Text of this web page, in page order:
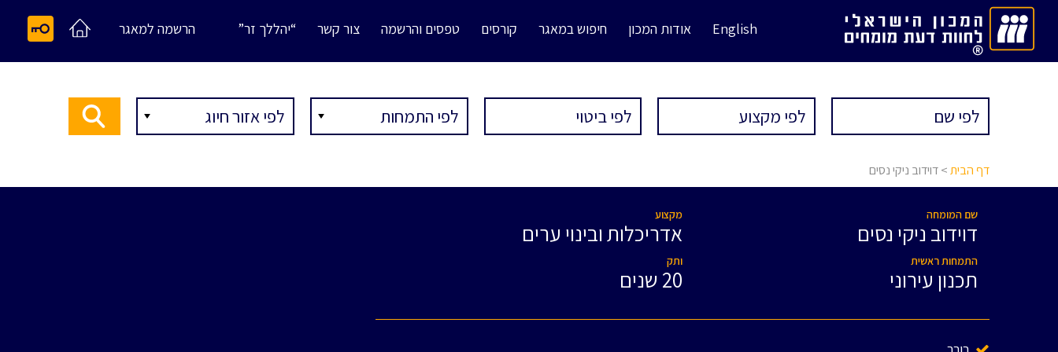
English אודות המכון חיפוש במאגר קורסים טפסים והרשמה צור קשר “יהללך זר” הרשמה למאגר
דף הבית> דוידוב ניקי נסים
שם המומחה
דוידוב ניקי נסים
התמחות ראשית
תכנון עירוני
מקצוע
אדריכלות ובינוי ערים
ותק
20 שנים